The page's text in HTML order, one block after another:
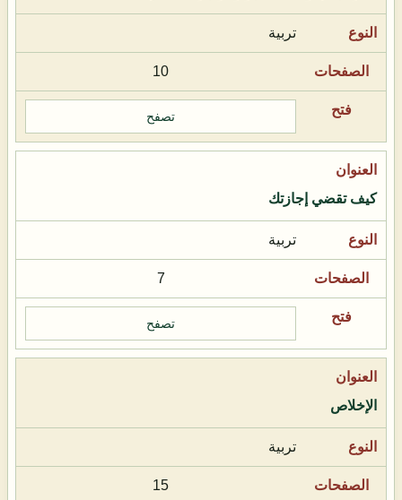
تربية
10
تصفح
كيف تقضي إجازتك
تربية
7
تصفح
الإخلاص
تربية
15